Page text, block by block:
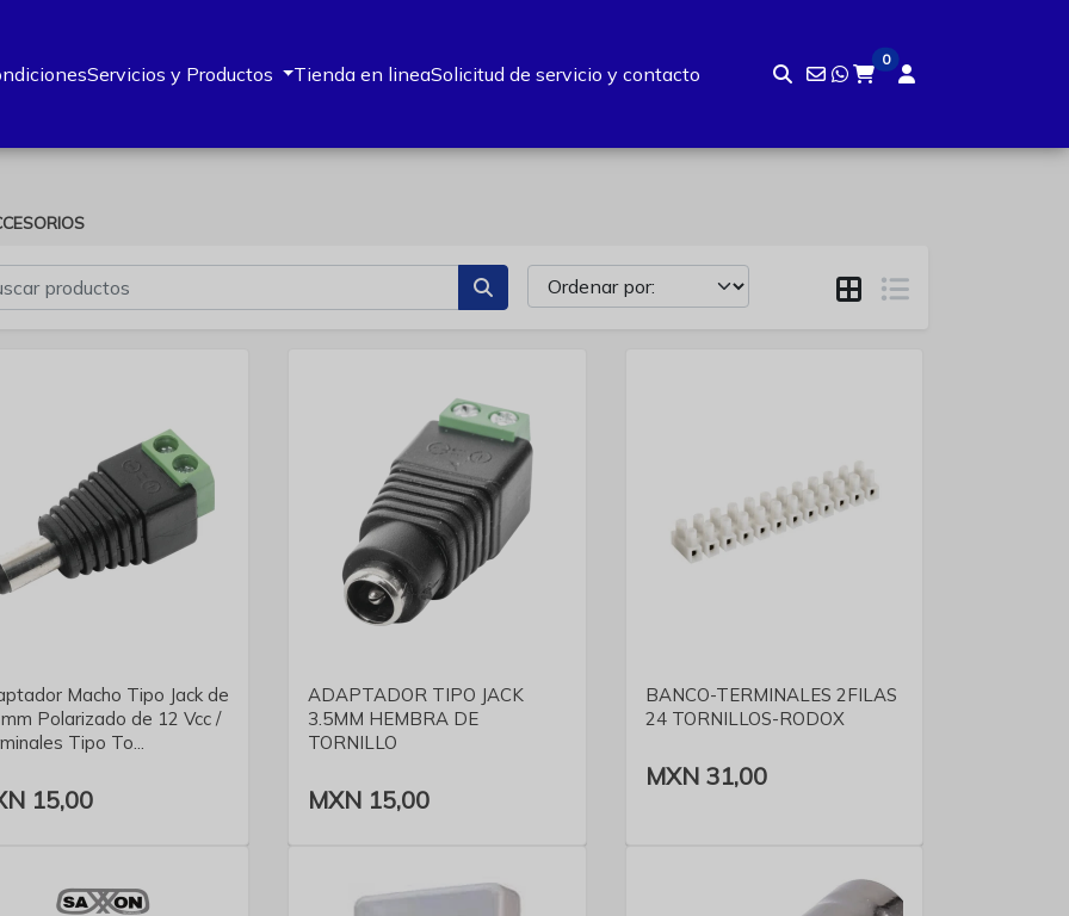
Servicios y Productos Tienda en lineaSolicitud de servicio y contacto
0
Macho Tipo Jack de
Polarizado de 12 Vcc /
Tipo To...
15,00
ADAPTADOR TIPO JACK
3.5MM HEMBRA DE
TORNILLO
MXN 15,00
VER DETALLE
BANCO-TERMINALES 2FILAS
24 TORNILLOS-RODOX
MXN 31,00